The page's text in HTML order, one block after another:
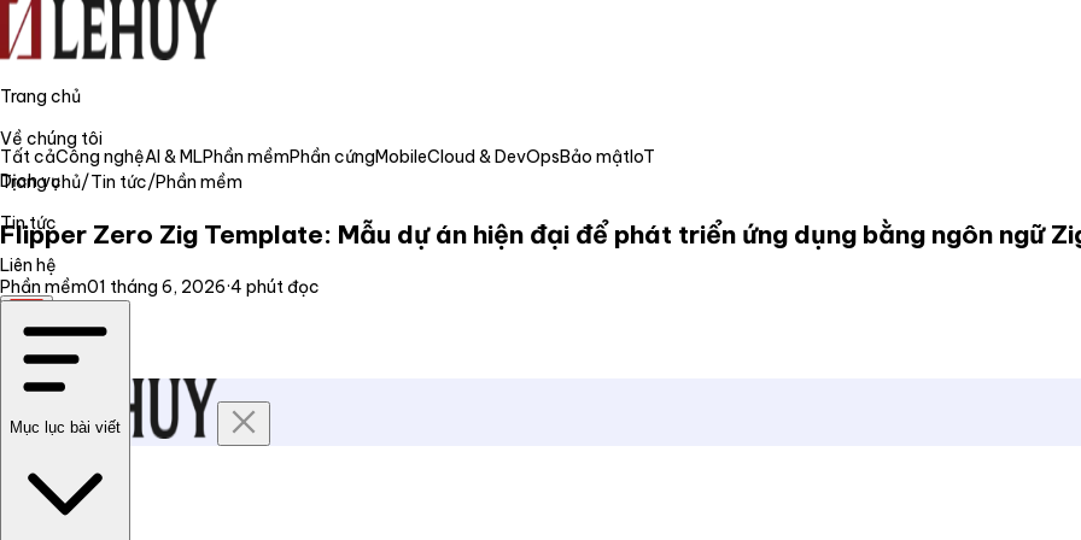
Trang chủ
Về chúng tôi
Dịch vụ
Tin tức
Liên hệ
Trang chủ
Về chúng tôi
Tất cảCông nghệAI & MLPhần mềmPhần cứngMobileCloud & DevOpsBảo mậtIoT
Trang chủ/Tin tức/Phần mềm
Flipper Zero Zig Template: Mẫu dự án hiện đại để phát triển ứng dụng bằng ngôn ngữ
Phần mềm01 tháng 6, 2026·4 phút đọc
Mục lục bài viết